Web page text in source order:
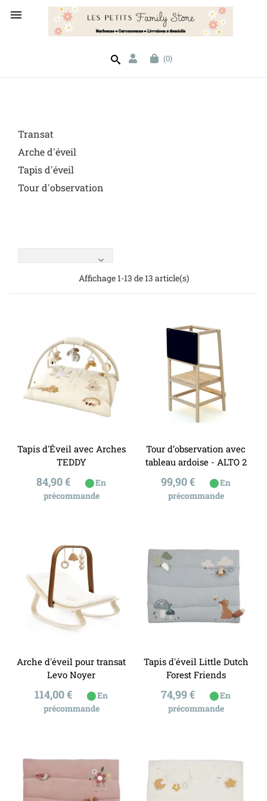

(0)
Transat
Arche d'éveil
Tapis d'éveil
Tour d'observation
Affichage 1-13 de 13 article(s)
Tapis d'Éveil avec Arches
TEDDY
Prix
84,90 € ⬤En
précommande
Tour d’observation avec
tableau ardoise - ALTO 2
Prix
99,90 € ⬤En
précommande
Arche d'éveil pour transat
Levo Noyer
Prix
114,00 € ⬤En
précommande
Tapis d'éveil Little Dutch
Forest Friends
Prix
74,99 € ⬤En
précommande